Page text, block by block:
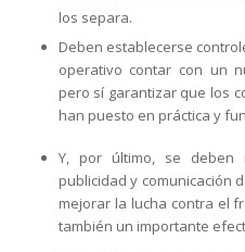
los separa.
Deben establecerse
operativo contar con un
pero sí garantizar que los
han puesto en práctica y
Y, por último, se deben
publicidad y comunicación
mejorar la lucha contra el
también un importante